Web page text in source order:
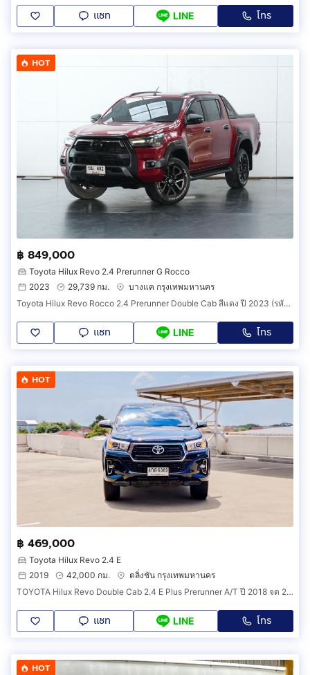
แชท LINE โทร
HOT
฿ 849,000
Toyota Hilux Revo 2.4 Prerunner G Rocco
2023
29,739 กม.
บางแค กรุงเทพมหานคร
Toyota Hilux Revo Rocco 2.4 Prerunner Double Cab สีแดง ปี 2023 (รหัส 128v52)
แชท LINE โทร
HOT
฿ 469,000
Toyota Hilux Revo 2.4 E
2019
42,000 กม.
ตลิ่งชัน กรุงเทพมหานคร
TOYOTA Hilux Revo Double Cab 2.4 E Plus Prerunner A/T ปี 2018 จด 2019
แชท LINE โทร
HOT